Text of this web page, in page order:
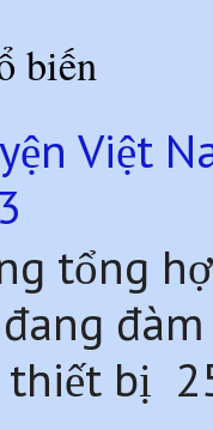
biến
Việt
tổng
thiết bị